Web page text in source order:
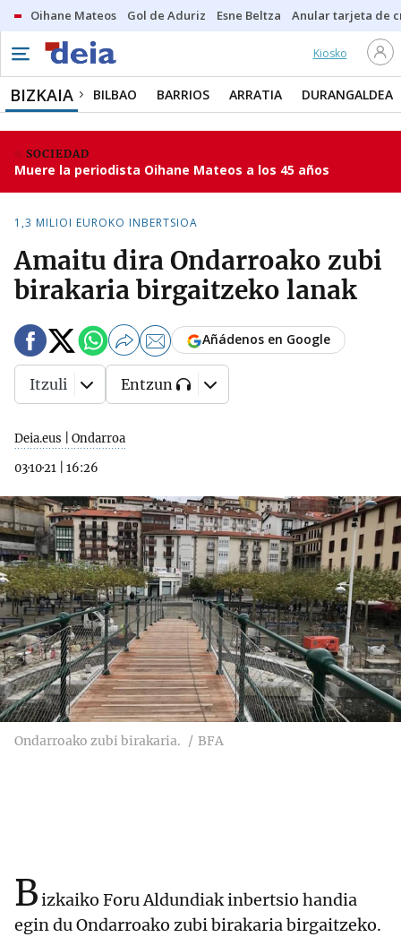
Oihane Mateos Gol de Aduriz Esne Beltza Anular tarjeta de
Kiosko
BIZKAIA BILBAO BARRIOS ARRATIA DURANGALDEA
SOCIEDAD
Muere la periodista Oihane Mateos a los 45 años
1,3 MILIOI EUROKO INBERTSIOA
Amaitu dira Ondarroako zubi
birakaria birgaitzeko lanak
Deia.eus | Ondarroa
03·10·21
16:26
Añádenos en Google
Itzuli Entzun
Ondarroako zubi birakaria. BFA
Bizkaiko Foru Aldundiak inbertsio handia
egin du Ondarroako zubi birakaria birgaitzeko.